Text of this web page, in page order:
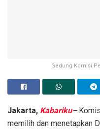
Gedung Komisi
Jakarta, Kabariku–
memilih dan menetapkan